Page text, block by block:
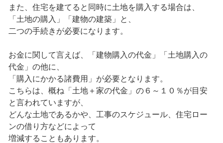
また、住宅を建てると同時に土地を購入する場合は、
「土地の購入」「建物の建築」と、
二つの手続きが必要になります。
お金に関して言えば、「建物購入の代金」「土地購入の
代金」の他に、
「購入にかかる諸費用」が必要となります。
こちらは、概ね「土地＋家の代金」の６～１０％が目安
と言われていますが、
どんな土地であるかや、工事のスケジュール、住宅ロー
ンの借り方などによって
増減することもあります。